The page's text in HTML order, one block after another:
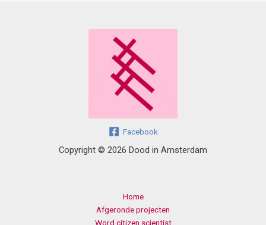
Facebook
Copyright © 2026 Dood in Amsterdam
Home
Afgeronde projecten
Word citizen scientist